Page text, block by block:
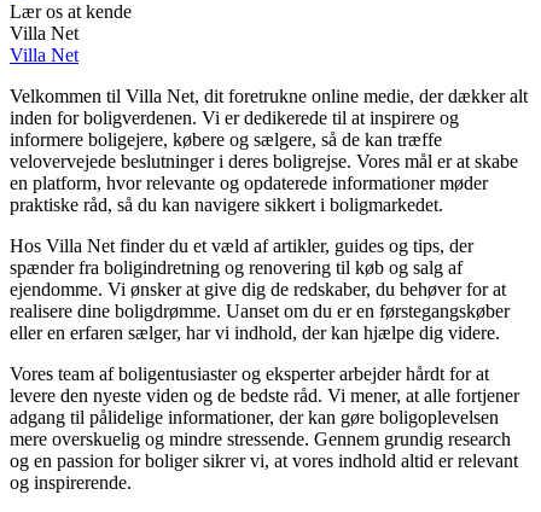
Lær os at kende
Villa Net
Villa Net
Velkommen til Villa Net, dit foretrukne online medie, der dækker alt
inden for boligverdenen. Vi er dedikerede til at inspirere og
informere boligejere, købere og sælgere, så de kan træffe
velovervejede beslutninger i deres boligrejse. Vores mål er at skabe
en platform, hvor relevante og opdaterede informationer møder
praktiske råd, så du kan navigere sikkert i boligmarkedet.
Hos Villa Net finder du et væld af artikler, guides og tips, der
spænder fra boligindretning og renovering til køb og salg af
ejendomme. Vi ønsker at give dig de redskaber, du behøver for at
realisere dine boligdrømme. Uanset om du er en førstegangskøber
eller en erfaren sælger, har vi indhold, der kan hjælpe dig videre.
Vores team af boligentusiaster og eksperter arbejder hårdt for at
levere den nyeste viden og de bedste råd. Vi mener, at alle fortjener
adgang til pålidelige informationer, der kan gøre boligoplevelsen
mere overskuelig og mindre stressende. Gennem grundig research
og en passion for boliger sikrer vi, at vores indhold altid er relevant
og inspirerende.